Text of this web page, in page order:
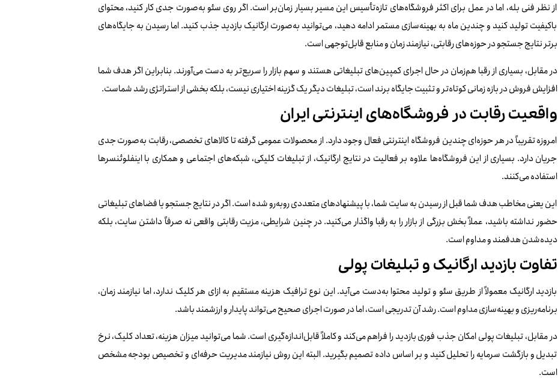
از نظر فنی بله، اما در عمل برای اکثر فروشگاه‌های تازه‌تأسیس این مسیر بسیار زمان‌بر است. اگر روی سئو به‌صورت جدی کار کنید، محتوای
باکیفیت تولید کنید و چندین ماه به بهینه‌سازی مستمر ادامه دهید، می‌توانید به‌صورت ارگانیک بازدید جذب کنید. اما رسیدن به جایگاه‌های
برتر نتایج جستجو در حوزه‌های رقابتی، نیازمند زمان و منابع قابل‌توجهی است.
در مقابل، بسیاری از رقبا هم‌زمان در حال اجرای کمپین‌های تبلیغاتی هستند و سهم بازار را سریع‌تر به دست می‌آورند. بنابراین اگر هدف شما
افزایش فروش در بازه زمانی کوتاه‌تر و تثبیت جایگاه برند است، تبلیغات دیگر یک گزینه اختیاری نیست، بلکه بخشی از استراتژی رشد شماست.
واقعیت رقابت در فروشگاه‌های اینترنتی ایران
امروزه تقریباً در هر حوزه‌ای چندین فروشگاه اینترنتی فعال وجود دارد. از محصولات عمومی گرفته تا کالاهای تخصصی، رقابت به‌صورت جدی
جریان دارد. بسیاری از این فروشگاه‌ها علاوه بر فعالیت در نتایج ارگانیک، از تبلیغات کلیکی، شبکه‌های اجتماعی و همکاری با اینفلوئنسرها
استفاده می‌کنند.
این یعنی مخاطب هدف شما قبل از رسیدن به سایت شما، با پیشنهادهای متعددی روبه‌رو شده است. اگر در نتایج جستجو یا فضاهای تبلیغاتی
حضور نداشته باشید، عملاً بخش بزرگی از بازار را به رقبا واگذار می‌کنید. در چنین شرایطی، مزیت رقابتی واقعی نه صرفاً داشتن سایت، بلکه
دیده‌شدن هدفمند و مداوم است.
تفاوت بازدید ارگانیک و تبلیغات پولی
بازدید ارگانیک معمولاً از طریق سئو و تولید محتوا به‌دست می‌آید. این نوع ترافیک هزینه مستقیم به ازای هر کلیک ندارد، اما نیازمند زمان،
برنامه‌ریزی و بهینه‌سازی مداوم است. رشد آن تدریجی است، اما در صورت اجرای صحیح می‌تواند پایدار و ارزشمند باشد.
در مقابل، تبلیغات پولی امکان جذب فوری بازدید را فراهم می‌کند و کاملاً قابل‌اندازه‌گیری است. شما می‌توانید میزان هزینه، تعداد کلیک، نرخ
تبدیل و بازگشت سرمایه را تحلیل کنید و بر اساس داده تصمیم بگیرید. البته این روش نیازمند مدیریت حرفه‌ای و تخصیص بودجه مشخص
است.